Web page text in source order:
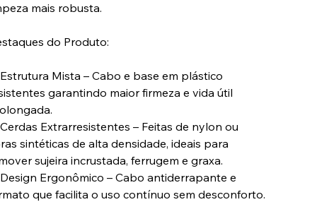
mais robusta.
do Produto:
Estrutura Mista – Cabo e base em plástico
garantindo maior firmeza e vida útil
Cerdas Extrarresistentes – Feitas de nylon ou
sintéticas de alta densidade, ideais para
sujeira incrustada, ferrugem e graxa.
Design Ergonômico – Cabo antiderrapante e
que facilita o uso contínuo sem desconforto.